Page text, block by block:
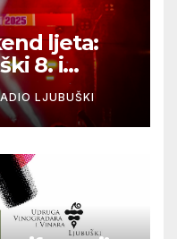
ljeta:
8. i
LJUBUŠKI